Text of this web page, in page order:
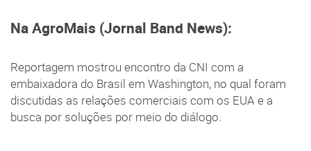
Na AgroMais (Jornal Band News):
Reportagem mostrou encontro da CNI com a
embaixadora do Brasil em Washington, no qual foram
discutidas as relações comerciais com os EUA e a
busca por soluções por meio do diálogo.